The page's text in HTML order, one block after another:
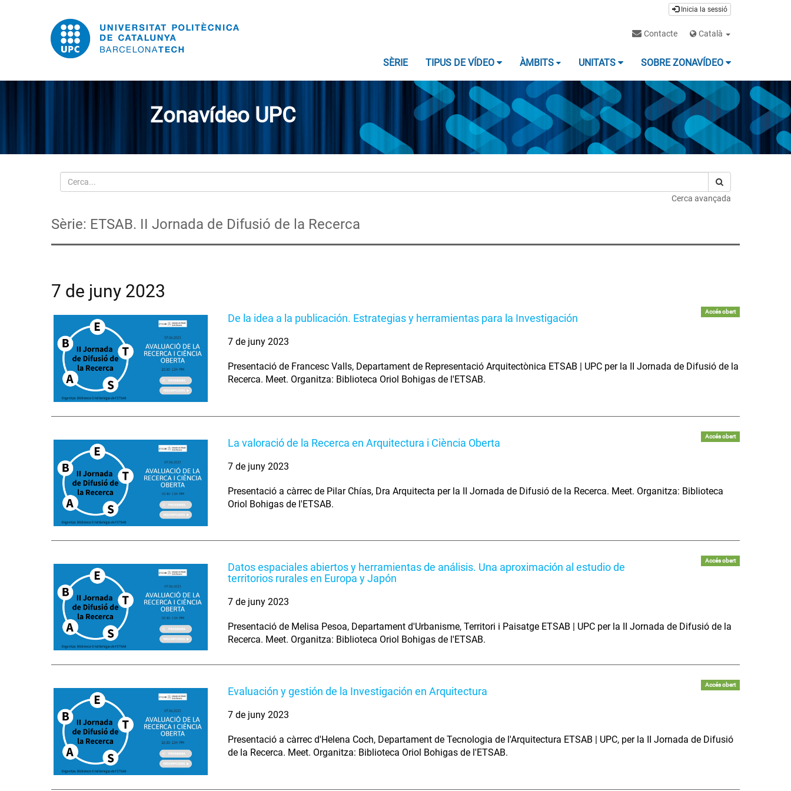
Inicia la sessió
Contacte Català
SÈRIE TIPUS DE VÍDEO ÀMBITS UNITATS SOBRE ZONAVÍDEO
Zonavídeo UPC
Cerca
Cerca avançada
Sèrie: ETSAB. II Jornada de Difusió de la Recerca
7 de juny 2023
De la idea a la publicación. Estrategias y herramientas para la Investigación
Accés obert
7 de juny 2023
Presentació de Francesc Valls, Departament de Representació Arquitectònica ETSAB | UPC per la II Jornada de Difusió de la
Recerca. Meet. Organitza: Biblioteca Oriol Bohigas de l'ETSAB.
La valoració de la Recerca en Arquitectura i Ciència Oberta
Accés obert
7 de juny 2023
Presentació a càrrec de Pilar Chías, Dra Arquitecta per la II Jornada de Difusió de la Recerca. Meet. Organitza: Biblioteca
Oriol Bohigas de l'ETSAB.
Datos espaciales abiertos y herramientas de análisis. Una aproximación al estudio de
territorios rurales en Europa y Japón
Accés obert
7 de juny 2023
Presentació de Melisa Pesoa, Departament d'Urbanisme, Territori i Paisatge ETSAB | UPC per la II Jornada de Difusió de la
Recerca. Meet. Organitza: Biblioteca Oriol Bohigas de l'ETSAB.
Evaluación y gestión de la Investigación en Arquitectura
Accés obert
7 de juny 2023
Presentació a càrrec d'Helena Coch, Departament de Tecnologia de l'Arquitectura ETSAB | UPC, per la II Jornada de Difusió
de la Recerca. Meet. Organitza: Biblioteca Oriol Bohigas de l'ETSAB.